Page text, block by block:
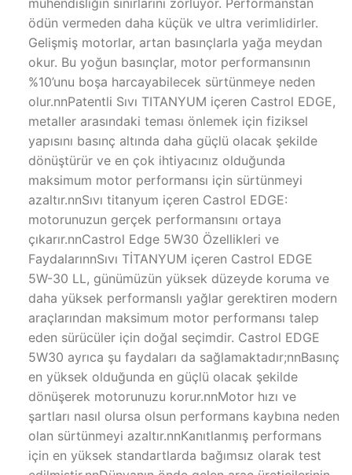
ödün vermeden daha küçük ve ultra verimlidirler.
Gelişmiş motorlar, artan basınçlarla yağa meydan
okur. Bu yoğun basınçlar, motor performansının
%10’unu boşa harcayabilecek sürtünmeye neden
olur.nnPatentli Sıvı TITANYUM içeren Castrol EDGE,
metaller arasındaki teması önlemek için fiziksel
yapısını basınç altında daha güçlü olacak şekilde
dönüştürür ve en çok ihtiyacınız olduğunda
maksimum motor performansı için sürtünmeyi
azaltır.nnSıvı titanyum içeren Castrol EDGE:
motorunuzun gerçek performansını ortaya
çıkarır.nnCastrol Edge 5W30 Özellikleri ve
FaydalarınnSıvı TİTANYUM içeren Castrol EDGE
5W-30 LL, günümüzün yüksek düzeyde koruma ve
daha yüksek performanslı yağlar gerektiren modern
araçlarından maksimum motor performansı talep
eden sürücüler için doğal seçimdir. Castrol EDGE
5W30 ayrıca şu faydaları da sağlamaktadır;nnBasınç
en yüksek olduğunda en güçlü olacak şekilde
dönüşerek motorunuzu korur.nnMotor hızı ve
şartları nasıl olursa olsun performans kaybına neden
olan sürtünmeyi azaltır.nnKanıtlanmış performans
için en yüksek standartlarda bağımsız olarak test